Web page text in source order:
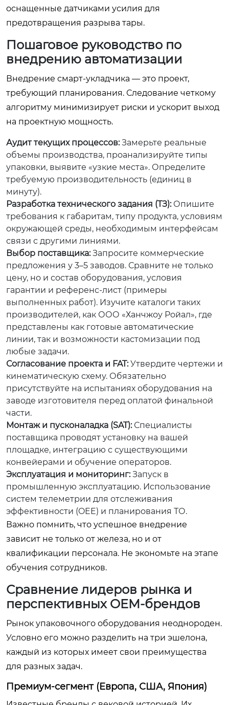
оснащенные датчиками усилия для
предотвращения разрыва тары.
Пошаговое руководство по
внедрению автоматизации
Внедрение смарт-укладчика — это проект,
требующий планирования. Следование четкому
алгоритму минимизирует риски и ускорит выход
на проектную мощность.
Аудит текущих процессов:Замерьте реальные
объемы производства, проанализируйте типы
упаковки, выявите «узкие места». Определите
требуемую производительность (единиц в
минуту).
Разработка технического задания (ТЗ):Опишите
требования к габаритам, типу продукта, условиям
окружающей среды, необходимым интерфейсам
связи с другими линиями.
Выбор поставщика:Запросите коммерческие
предложения у 3–5 заводов. Сравните не только
цену, но и состав оборудования, условия
гарантии и референс-лист (примеры
выполненных работ). Изучите каталоги таких
производителей, как ООО «Ханчжоу Ройал», где
представлены как готовые автоматические
линии, так и возможности кастомизации под
любые задачи.
Согласование проекта и FAT:Утвердите чертежи и
кинематическую схему. Обязательно
присутствуйте на испытаниях оборудования на
заводе изготовителя перед оплатой финальной
части.
Монтаж и пусконаладка (SAT):Специалисты
поставщика проводят установку на вашей
площадке, интеграцию с существующими
конвейерами и обучение операторов.
Эксплуатация и мониторинг:Запуск в
промышленную эксплуатацию. Использование
систем телеметрии для отслеживания
эффективности (OEE) и планирования ТО.
Важно помнить, что успешное внедрение
зависит не только от железа, но и от
квалификации персонала. Не экономьте на этапе
обучения сотрудников.
Сравнение лидеров рынка и
перспективных OEM-брендов
Рынок упаковочного оборудования неоднороден.
Условно его можно разделить на три эшелона,
каждый из которых имеет свои преимущества
для разных задач.
Премиум-сегмент (Европа, США, Япония)